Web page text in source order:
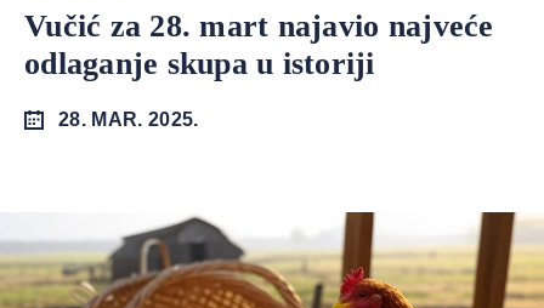
Vučić za 28. mart najavio najveće
odlaganje skupa u istoriji
28. MAR. 2025.